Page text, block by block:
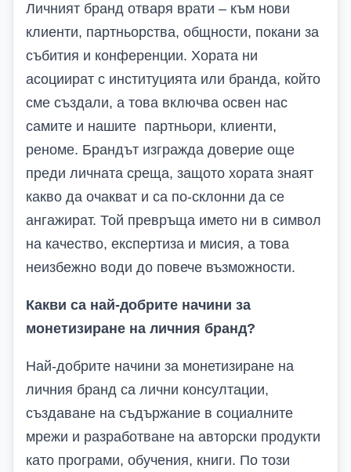
Личният бранд отваря врати – към нови
клиенти, партньорства, общности, покани за
събития и конференции. Хората ни
асоциират с институцията или бранда, който
сме създали, а това включва освен нас
самите и нашите партньори, клиенти,
реноме. Брандът изгражда доверие още
преди личната среща, защото хората знаят
какво да очакват и са по-склонни да се
ангажират. Той превръща името ни в символ
на качество, експертиза и мисия, а това
неизбежно води до повече възможности.
Какви са най-добрите начини за
монетизиране на личния бранд?
Най-добрите начини за монетизиране на
личния бранд са лични консултации,
създаване на съдържание в социалните
мрежи и разработване на авторски продукти
като програми, обучения, книги. По този